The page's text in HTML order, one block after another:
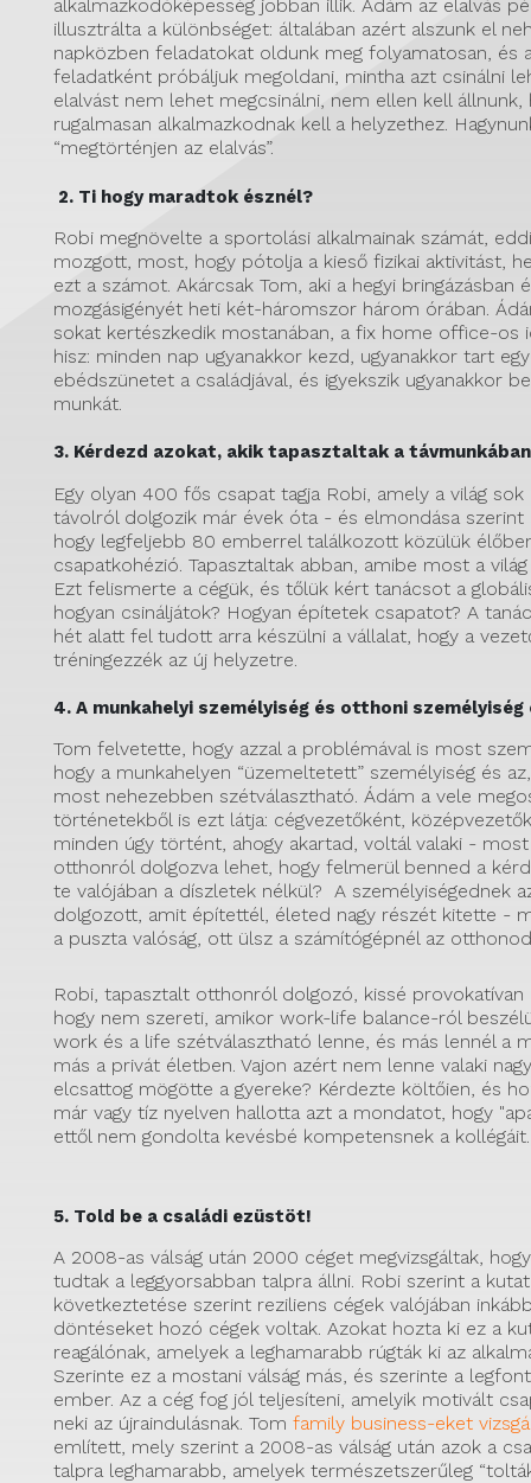
alkalmazkodóképesség jobban illik. Ádám az elalvás
illusztrálta a különbséget: általában azért alszunk el
napközben feladatokat oldunk meg folyamatosan, és
feladatként próbáljuk megoldani, mintha azt csinálni
elalvást nem lehet megcsinálni, nem ellen kell állnunk,
rugalmasan alkalmazkodnak kell a helyzethez.
“megtörténjen az elalvás”.
2. Ti hogy maradtok észnél?
Robi megnövelte a sportolási alkalmainak számát,
mozgott, most, hogy pótolja a kieső fizikai aktivitást,
ezt a számot. Akárcsak Tom, aki a hegyi bringázásban
mozgásigényét heti két-háromszor három órában.
sokat kertészkedik mostanában, a fix home office-os
hisz: minden nap ugyanakkor kezd, ugyanakkor tart
ebédszünetet a családjával, és igyekszik ugyanakkor
munkát.
3. Kérdezd azokat, akik tapasztaltak a
Egy olyan 400 fős csapat tagja Robi, amely a világ
távolról dolgozik már évek óta - és elmondása szerint
hogy legfeljebb 80 emberrel találkozott közülük
csapatkohézió. Tapasztaltak abban, amibe most a
Ezt felismerte a cégük, és tőlük kért tanácsot a
hogyan csináljátok? Hogyan építetek csapatot? A
hét alatt fel tudott arra készülni a vállalat, hogy a
tréningezzék az új helyzetre.
4. A munkahelyi személyiség és otthoni személyiség
Tom felvetette, hogy azzal a problémával is most
hogy a munkahelyen “üzemeltetett” személyiség és
most nehezebben szétválasztható. Ádám a vele
történetekből is ezt látja: cégvezetőként,
minden úgy történt, ahogy akartad, voltál valaki -
otthonról dolgozva lehet, hogy felmerül benned a
te valójában a díszletek nélkül? A személyiségednek
dolgozott, amit építettél, életed nagy részét kitette -
a puszta valóság, ott ülsz a számítógépnél az
Robi, tapasztalt otthonról dolgozó, kissé provokatívan
hogy nem szereti, amikor work-life balance-ról
work és a life szétválasztható lenne, és más lennél a
más a privát életben. Vajon azért nem lenne valaki
elcsattog mögötte a gyereke? Kérdezte költőien, és
már vagy tíz nyelven hallotta azt a mondatot, hogy
ettől nem gondolta kevésbé kompetensnek a kollégáit.
5. Told be a családi ezüstöt!
A 2008-as válság után 2000 céget megvizsgáltak,
tudtak a leggyorsabban talpra állni. Robi szerint a
következtetése szerint reziliens cégek valójában
döntéseket hozó cégek voltak. Azokat hozta ki ez a
reagálónak, amelyek a leghamarabb rúgták ki az
Szerinte ez a mostani válság más, és szerinte a
ember. Az a cég fog jól teljesíteni, amelyik motivált
neki az újraindulásnak. Tom family business-eket
említett, mely szerint a 2008-as válság után azok a
talpra leghamarabb, amelyek természetszerűleg